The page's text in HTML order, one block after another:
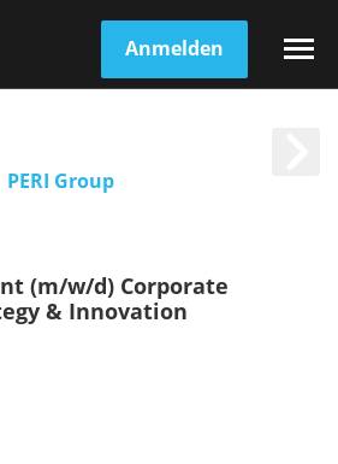
Anmelden
PERI Group
(m/w/d) Corporate
& Innovation